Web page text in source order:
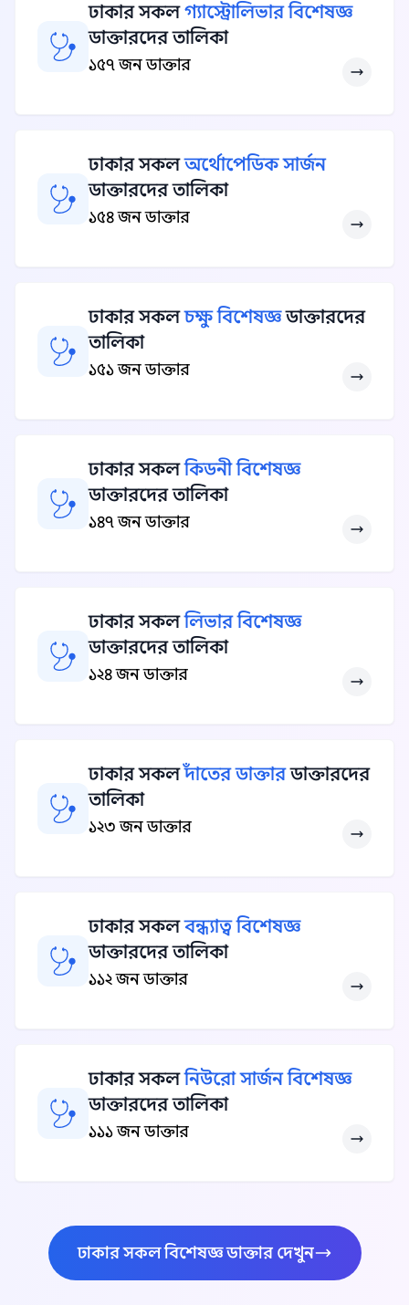
ঢাকার সকলগ্যাস্ট্রোলিভার বিশেষজ্ঞ
ডাক্তারদের তালিকা
১৫৭ জন ডাক্তার
ঢাকার সকলঅর্থোপেডিক সার্জন
ডাক্তারদের তালিকা
১৫৪ জন ডাক্তার
ঢাকার সকলচক্ষু বিশেষজ্ঞডাক্তারদের
তালিকা
১৫১ জন ডাক্তার
ঢাকার সকলকিডনী বিশেষজ্ঞ
ডাক্তারদের তালিকা
১৪৭ জন ডাক্তার
ঢাকার সকললিভার বিশেষজ্ঞ
ডাক্তারদের তালিকা
১২৪ জন ডাক্তার
ঢাকার সকলদাঁতের ডাক্তারডাক্তারদের
তালিকা
১২৩ জন ডাক্তার
ঢাকার সকলবন্ধ্যাত্ব বিশেষজ্ঞ
ডাক্তারদের তালিকা
১১২ জন ডাক্তার
ঢাকার সকলনিউরো সার্জন বিশেষজ্ঞ
ডাক্তারদের তালিকা
১১১ জন ডাক্তার
ঢাকার সকল বিশেষজ্ঞ ডাক্তার দেখুন